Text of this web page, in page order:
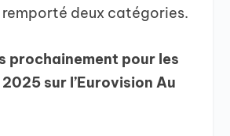
deux catégories.
prochainement pour les
sur l’Eurovision Au